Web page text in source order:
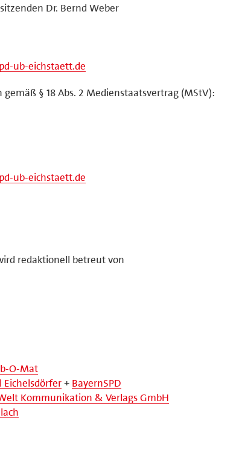
Dr. Bernd Weber
ub-eichstaett.de
§ 18 Abs. 2 Medienstaatsvertrag (MStV):
ub-eichstaett.de
redaktionell betreut von
O-Mat
Eichelsdörfer+ BayernSPD
Kommunikation & Verlags GmbH